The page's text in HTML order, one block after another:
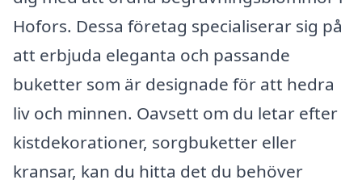
Hofors. Dessa företag specialiserar sig på
att erbjuda eleganta och passande
buketter som är designade för att hedra
liv och minnen. Oavsett om du letar efter
kistdekorationer, sorgbuketter eller
kransar, kan du hitta det du behöver